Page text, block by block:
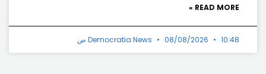
READ MORE »
Democratia News 08/08/2026 10:48 ص